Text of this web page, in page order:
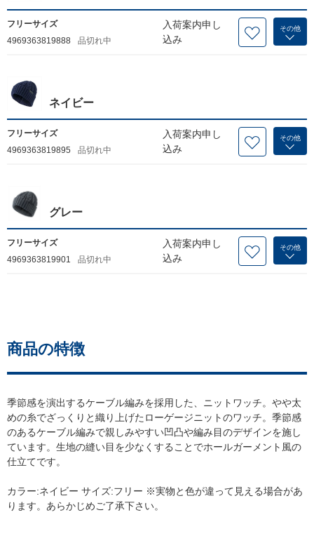
フリーサイズ
4969363819888
品切れ中
入荷案内申し
込み
その他
ネイビー
フリーサイズ
4969363819895
品切れ中
入荷案内申し
込み
その他
グレー
フリーサイズ
4969363819901
品切れ中
入荷案内申し
込み
その他
商品の特徴
季節感を演出するケーブル編みを採用した、ニットワッチ。やや太
めの糸でざっくりと織り上げたローゲージニットのワッチ。季節感
のあるケーブル編みで親しみやすい凹凸や編み目のデザインを施し
ています。生地の縫い目を少なくすることでホールガーメント風の
仕立てです。
カラー:ネイビー サイズ:フリー ※実物と色が違って見える場合があ
ります。あらかじめご了承下さい。